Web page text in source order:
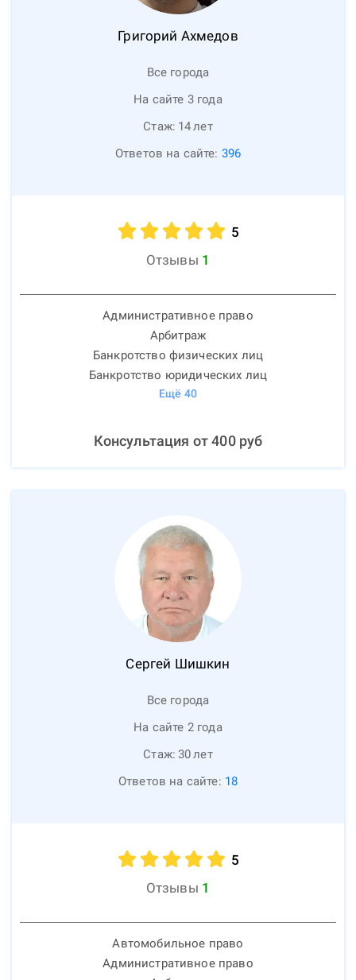
Григорий Ахмедов
Все города
На сайте 3 года
Стаж: 14лет
Ответов на сайте: 396
5
Отзывы 1
Административное право
Арбитраж
Банкротство физических лиц
Банкротство юридических лиц
Ещё 40
Консультация от400руб
Сергей Шишкин
Все города
На сайте 2 года
Стаж: 30лет
Ответов на сайте: 18
5
Отзывы 1
Автомобильное право
Административное право